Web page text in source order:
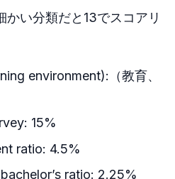
い分類だと13でスコアリ
environment):（教育、
15%
ratio: 4.5%
ratio: 2.25%